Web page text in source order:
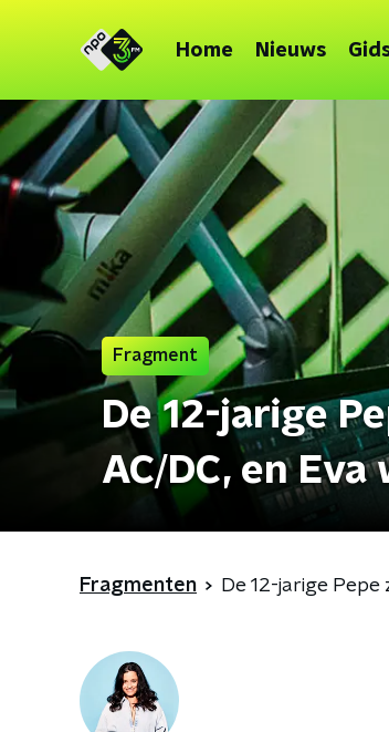
Home Nieuws
Fragment
De 12-jarige
AC/DC, en
Fragmenten De 12-jarige Pepe